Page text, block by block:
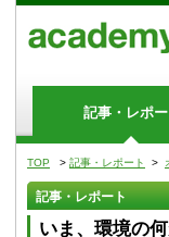
記事・レポー
TOP > 記事・レポート >
記事・レポート
いま、環境の